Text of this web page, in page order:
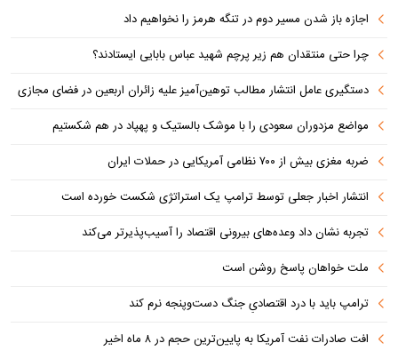
اجازه باز شدن مسیر دوم در تنگه هرمز را نخواهیم داد
چرا حتی منتقدان هم زیر پرچم شهید عباس بابایی ایستادند؟
دستگیری عامل انتشار مطالب توهین‌آمیز علیه زائران اربعین در فضای مجازی
مواضع مزدوران سعودی را با موشک بالستیک و پهپاد در هم شکستیم
ضربه مغزی بیش از ۷۰۰ نظامی آمریکایی در حملات ایران
انتشار اخبار جعلی توسط ترامپ یک استراتژی شکست خورده است
تجربه نشان داد وعده‌های بیرونی اقتصاد را آسیب‌پذیرتر می‌کند
ملت خواهان پاسخ روشن است
ترامپ باید با درد اقتصادیِ جنگ دست‌و‌پنجه نرم کند
افت صادرات نفت آمریکا به پایین‌ترین حجم در ۸ ماه اخیر